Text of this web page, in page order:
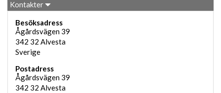
Kontakter
Besöksadress
Ågårdsvägen 39
342 32 Alvesta
Sverige
Postadress
Ågårdsvägen 39
342 32 Alvesta